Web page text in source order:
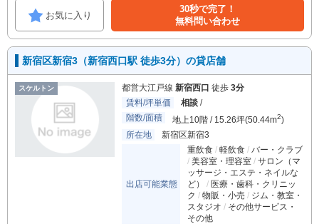
お気に入り
30秒で完了！
無料問い合わせ
新宿区新宿3（新宿西口駅 徒歩3分）の貸店舗
スケルトン 都営大江戸線 新宿西口 徒歩 3分
賃料/坪単価
相談 /
階数/面積
地上10階 / 15.26坪(50.44m2)
所在地
新宿区新宿3
出店可能業態
重飲食 軽飲食
バー・クラブ
美容室・理容室
サロン（マ
ッサージ・エステ・ネイルな
ど）
医療・歯科・クリニッ
ク
物販・小売
ジム・教室・
スタジオ
その他サービス・
その他